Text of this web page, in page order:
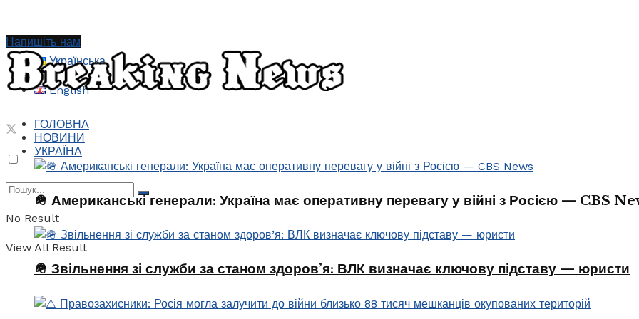
Українська
English
No Result
View All Result
Напишіть нам
ГОЛОВНА
НОВИНИ
УКРАЇНА
🪖 Американські генерали: Україна має оперативну перевагу у війні з Росією — CBS
🪖 Звільнення зі служби за станом здоров’я: ВЛК визначає ключову підставу — юристи